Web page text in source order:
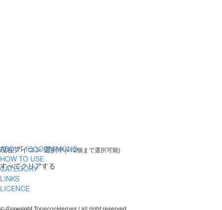
現在アイコン 選択中(※12個まで選択可能)
すべてクリアする
ABOUT ICOOON MONO
HOW TO USE
CATEGORY
LINKS
LICENCE
© Copyright TopeconHeroes ! all right reserved.